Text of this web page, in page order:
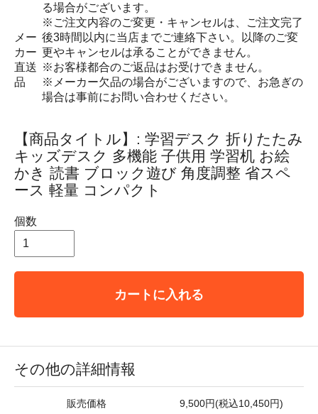
る場合がございます。
メー
カー
直送
品
※ご注文内容のご変更・キャンセルは、ご注文完了
後3時間以内に当店までご連絡下さい。以降のご変
更やキャンセルは承ることができません。
※お客様都合のご返品はお受けできません。
※メーカー欠品の場合がございますので、お急ぎの
場合は事前にお問い合わせください。
【商品タイトル】: 学習デスク 折りたたみ
キッズデスク 多機能 子供用 学習机 お絵
かき 読書 ブロック遊び 角度調整 省スペ
ース 軽量 コンパクト
個数
カートに入れる
その他の詳細情報
販売価格 9,500円(税込10,450円)